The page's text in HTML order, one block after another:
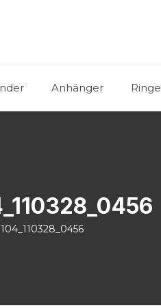
Anhänger Ringe